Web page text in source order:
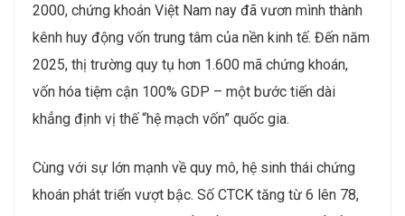
2000, chứng khoán Việt Nam nay đã vươn mình thành
kênh huy động vốn trung tâm của nền kinh tế. Đến năm
2025, thị trường quy tụ hơn 1.600 mã chứng khoán,
vốn hóa tiệm cận 100% GDP – một bước tiến dài
khẳng định vị thế “hệ mạch vốn” quốc gia.
Cùng với sự lớn mạnh về quy mô, hệ sinh thái chứng
khoán phát triển vượt bậc. Số CTCK tăng từ 6 lên 78,